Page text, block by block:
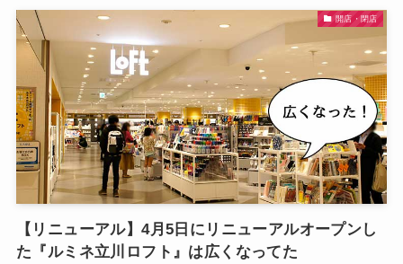
開店・閉店
【リニューアル】4月5日にリニューアルオープンし
た『ルミネ立川ロフト』は広くなってた